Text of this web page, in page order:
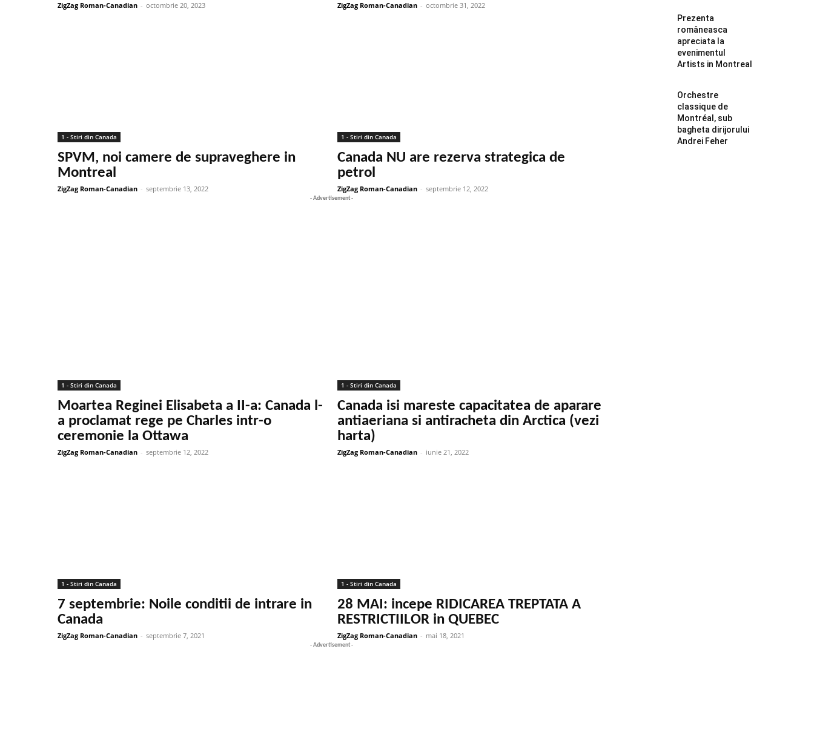
ZigZag Roman-Canadian - octombrie 20, 2023 ZigZag Roman-Canadian - octombrie 31, 2022
1 - Stiri din Canada
SPVM, noi camere de supraveghere in
Montreal
ZigZag Roman-Canadian - septembrie 13, 2022
1 - Stiri din Canada
Canada NU are rezerva strategica de
petrol
ZigZag Roman-Canadian - septembrie 12, 2022
- Advertisement -
1 - Stiri din Canada
Moartea Reginei Elisabeta a II-a: Canada l-
a proclamat rege pe Charles intr-o
ceremonie la Ottawa
ZigZag Roman-Canadian - septembrie 12, 2022
1 - Stiri din Canada
Canada isi mareste capacitatea de aparare
antiaeriana si antiracheta din Arctica (vezi
harta)
ZigZag Roman-Canadian - iunie 21, 2022
1 - Stiri din Canada
7 septembrie: Noile conditii de intrare in
Canada
ZigZag Roman-Canadian - septembrie 7, 2021
1 - Stiri din Canada
28 MAI: incepe RIDICAREA TREPTATA A
RESTRICTIILOR in QUEBEC
ZigZag Roman-Canadian - mai 18, 2021
- Advertisement -
Prezenta
româneasca
apreciata la
evenimentul
Artists in Montreal
Orchestre
classique de
Montréal, sub
bagheta dirijorului
Andrei Feher